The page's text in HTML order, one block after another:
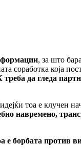
, за што
соработка која
да гледа
тоа е клучен
навремено,
против